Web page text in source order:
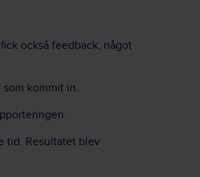
också feedback, något
som kommit in.
tid. Resultatet blev